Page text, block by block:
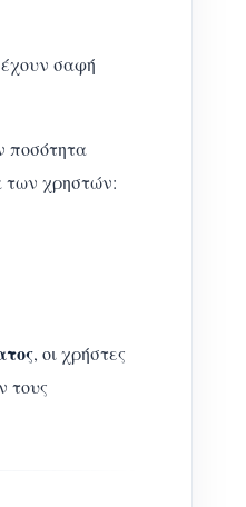
σαφή
ποσότητα
των χρηστών:
, οι χρήστες
τους